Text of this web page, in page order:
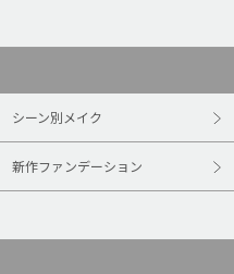
シーン別メイク
新作ファンデーション